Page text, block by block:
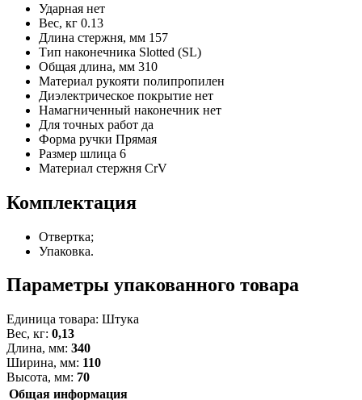
Ударная нет
Вес, кг 0.13
Длина стержня, мм 157
Тип наконечника Slotted (SL)
Общая длина, мм 310
Материал рукояти полипропилен
Диэлектрическое покрытие нет
Намагниченный наконечник нет
Для точных работ да
Форма ручки Прямая
Размер шлица 6
Материал стержня CrV
Комплектация
Отвертка;
Упаковка.
Параметры упакованного товара
Единица товара: Штука
Вес, кг: 0,13
Длина, мм: 340
Ширина, мм: 110
Высота, мм: 70
Общая информация